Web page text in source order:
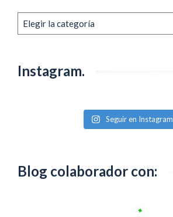
anteriores
Instagram.
Seguir en Instagram
Blog colaborador con: